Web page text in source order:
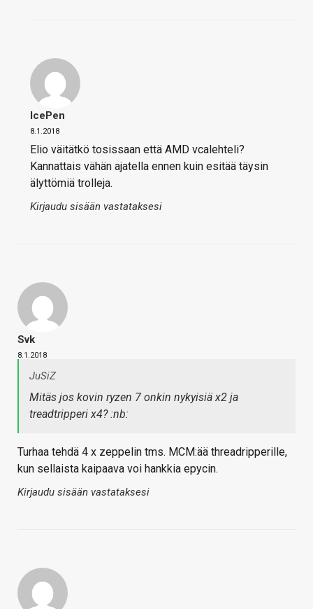
IcePen
8.1.2018
Elio väitätkö tosissaan että AMD vcalehteli?
Kannattais vähän ajatella ennen kuin esitää täysin
älyttömiä trolleja.
Kirjaudu sisään vastataksesi
Svk
8.1.2018
JuSiZ
Mitäs jos kovin ryzen 7 onkin nykyisiä x2 ja
treadtripperi x4? :nb:
Turhaa tehdä 4 x zeppelin tms. MCM:ää threadripperille,
kun sellaista kaipaava voi hankkia epycin.
Kirjaudu sisään vastataksesi